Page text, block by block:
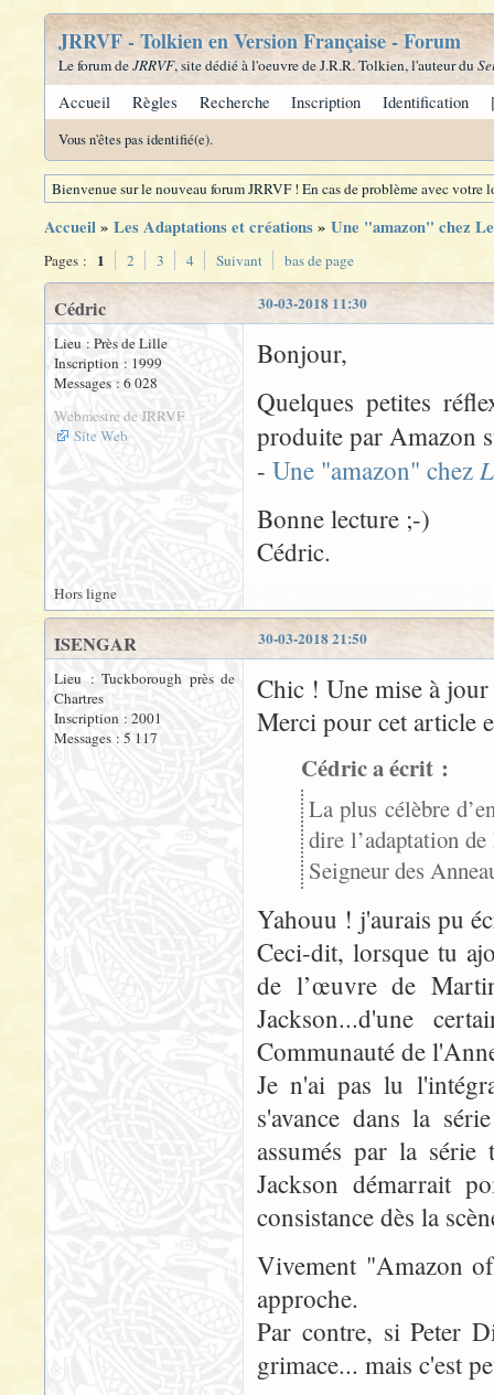
JRRVF - Tolkien en Version Française - Forum
Le forum deJRRVF, site dédié à l'oeuvre de J.R.R. Tolkien, l'auteur du
Accueil Règles Recherche Inscription Identification
Vous n'êtes pas identifié(e).
Bienvenue sur le nouveau forum JRRVF ! En cas de problème avec
Accueil» Les Adaptations et créations» Une "amazon" chez
Pages : 1 2 3 4 Suivant bas de page
30-03-2018 11:30
Cédric
Lieu : Près de Lille
Inscription : 1999
Messages : 6 028
Webmestre de JRRVF
Site Web
Bonjour,
Quelques petites
produite par Amazon
- Une "amazon" chez
Bonne lecture ;-)
Cédric.
Hors ligne
30-03-2018 21:50
ISENGAR
Lieu : Tuckborough près de
Chartres
Inscription : 2001
Messages : 5 117
Chic ! Une mise à jour
Merci pour cet article
Cédric a écrit :
La plus célèbre
dire l’adaptation de
Seigneur des
Yahouu ! j'aurais pu
Ceci-dit, lorsque tu
de l’œuvre de
Jackson...d'une
Communauté de
Je n'ai pas lu
s'avance dans la
assumés par la série
Jackson démarrait
consistance dès la
Vivement "Amazon
approche.
Par contre, si Peter
grimace... mais c'est